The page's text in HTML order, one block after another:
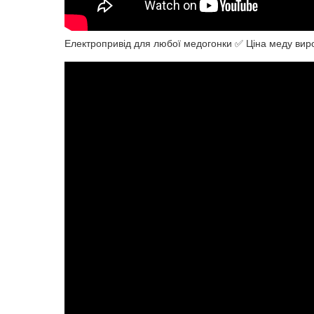
Електропривід для любої медогонки ✅ Ціна меду